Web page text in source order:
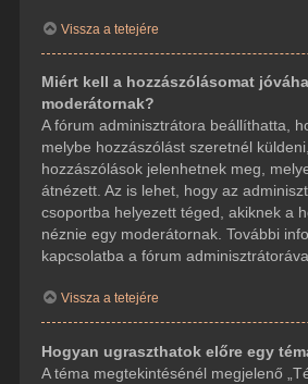
Vissza a tetejére
Miért kell a hozzászólásomat
moderátornak?
A fórum adminisztrátora beállíthatta,
melybe hozzászólást szeretnél
hozzászólások jelenhetnek meg,
átnézett. Az is lehet, hogy az
csoportba helyezett téged, akiknek a
néznie egy moderátornak. További
kapcsolatba a fórum
Vissza a tetejére
Hogyan ugraszthatok előre egy
A téma megtekintésénél megjelenő